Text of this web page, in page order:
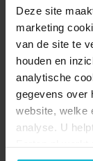
Deze site
marketing
van de site te
houden en
analytische
gegevens over
website, welke
analyse. U